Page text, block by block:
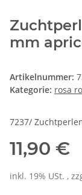
mm
Artikelnummer:
Kategorie: rosa
7237/
11,90 €
inkl. 19% USt. ,